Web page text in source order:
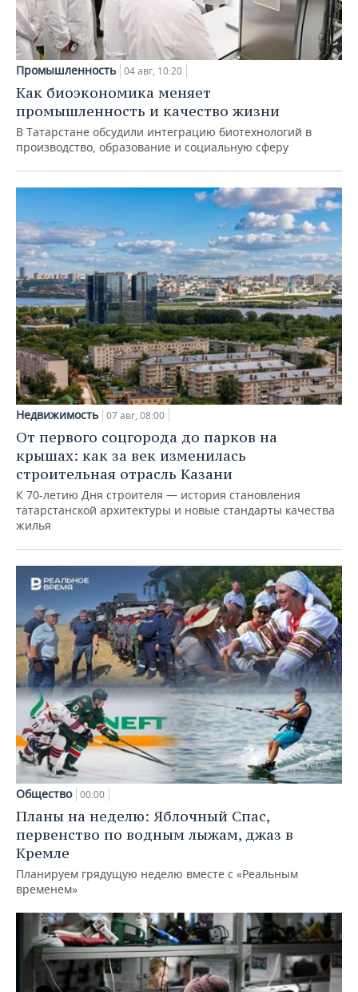
Промышленность 04 авг, 10:20
Как биоэкономика меняет
промышленность и качество жизни
В Татарстане обсудили интеграцию биотехнологий в
производство, образование и социальную сферу
Недвижимость 07 авг, 08:00
От первого соцгорода до парков на
крышах: как за век изменилась
строительная отрасль Казани
К 70-летию Дня строителя — история становления
татарстанской архитектуры и новые стандарты качества
жилья
Общество 00:00
Планы на неделю: Яблочный Спас,
первенство по водным лыжам, джаз в
Кремле
Планируем грядущую неделю вместе с «Реальным
временем»